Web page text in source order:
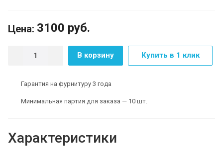
Цена: 3100 руб.
В корзину Купить в 1 клик
Гарантия на фурнитуру 3 года
Минимальная партия для заказа — 10 шт.
Характеристики